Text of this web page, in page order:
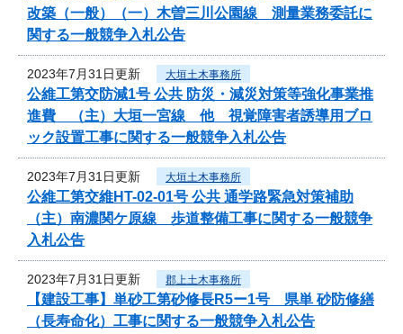
改築（一般）（一）木曽三川公園線 測量業務委託に
関する一般競争入札公告
2023年7月31日更新 大垣土木事務所
公維工第交防減1号 公共 防災・減災対策等強化事業推
進費 （主）大垣一宮線 他 視覚障害者誘導用ブロ
ック設置工事に関する一般競争入札公告
2023年7月31日更新 大垣土木事務所
公維工第交維HT-02-01号 公共 通学路緊急対策補助
（主）南濃関ケ原線 歩道整備工事に関する一般競争
入札公告
2023年7月31日更新 郡上土木事務所
【建設工事】単砂工第砂修長R5ー1号 県単 砂防修繕
（長寿命化）工事に関する一般競争入札公告